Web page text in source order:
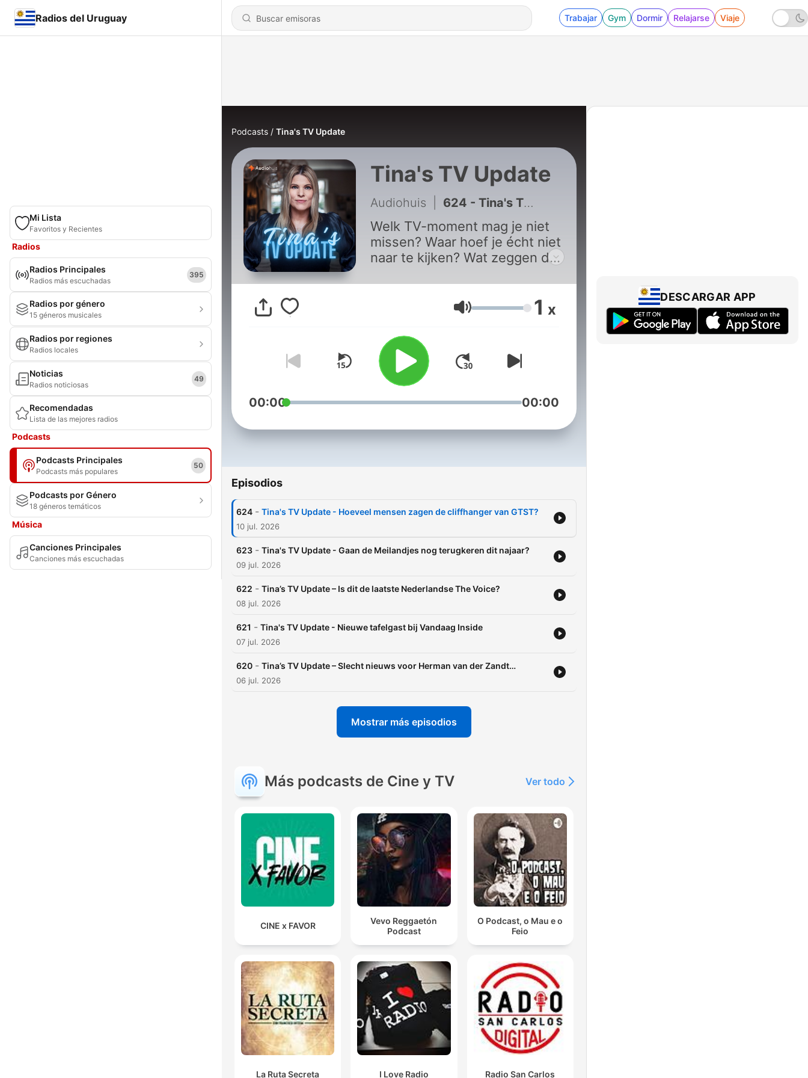
Radios del Uruguay Trabajar Gym Dormir Relajarse Viaje
Mi Lista
Favoritos y Recientes
Radios
Radios Principales
Radios más escuchadas
395
Radios por género
15 géneros musicales
Radios por regiones
Radios locales
Noticias
Radios noticiosas
49
Recomendadas
Lista de las mejores radios
Podcasts
Podcasts Principales
Podcasts más populares
50
Podcasts por Género
18 géneros temáticos
Música
Canciones Principales
Canciones más escuchadas
Podcasts Tina's TV Update
Tina's TV Update
Audiohuis 624 - Tina's TV Update - Hoeveel mensen zagen de cliffhanger van GTST?
Welk TV-moment mag je niet
missen? Waar hoef je écht niet
naar te kijken? Wat zeggen de
medianieuws? Tina Nijkamp
praat je bij! Luister dagelijks
naar Tina’s TV Update en stel
je vragen via @tinanijkamp op
Instagram.
Volumen 1 x
00:00 00:00
Episodios
624 - Tina's TV Update - Hoeveel mensen zagen de cliffhanger van GTST?
10 jul. 2026
623 - Tina's TV Update - Gaan de Meilandjes nog terugkeren dit najaar?
09 jul. 2026
622 - Tina’s TV Update – Is dit de laatste Nederlandse The Voice?
08 jul. 2026
621 - Tina's TV Update - Nieuwe tafelgast bij Vandaag Inside
07 jul. 2026
620 - Tina’s TV Update – Slecht nieuws voor Herman van der Zandt…
06 jul. 2026
Mostrar más episodios
Más podcasts de Cine y TV Ver todo
CINE x FAVOR
Vevo Reggaetón
Podcast
O Podcast, o Mau e o
Feio
La Ruta Secreta I Love Radio Radio San Carlos
DESCARGAR APP